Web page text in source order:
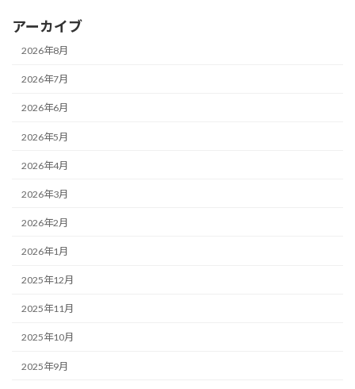
アーカイブ
2026年8月
2026年7月
2026年6月
2026年5月
2026年4月
2026年3月
2026年2月
2026年1月
2025年12月
2025年11月
2025年10月
2025年9月